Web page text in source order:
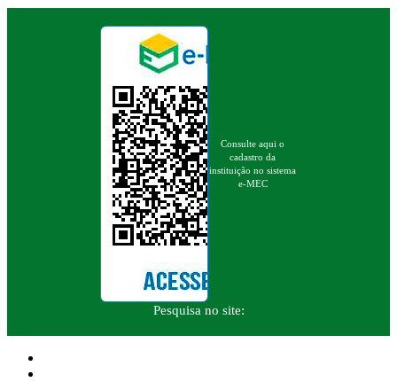
Consulte aqui o
cadastro da
instituição no sistema
e-MEC
Pesquisa no site: